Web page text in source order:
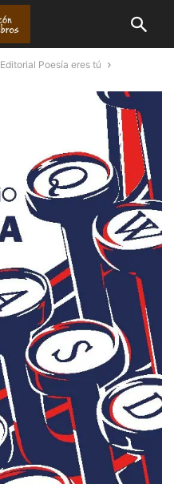
Editorial Poesía eres tú